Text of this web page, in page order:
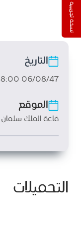
التاريخ
06/08/47 08:00 ص
الموقع
قاعة الملك سلمان
التحميلات
نسخة تجريبية